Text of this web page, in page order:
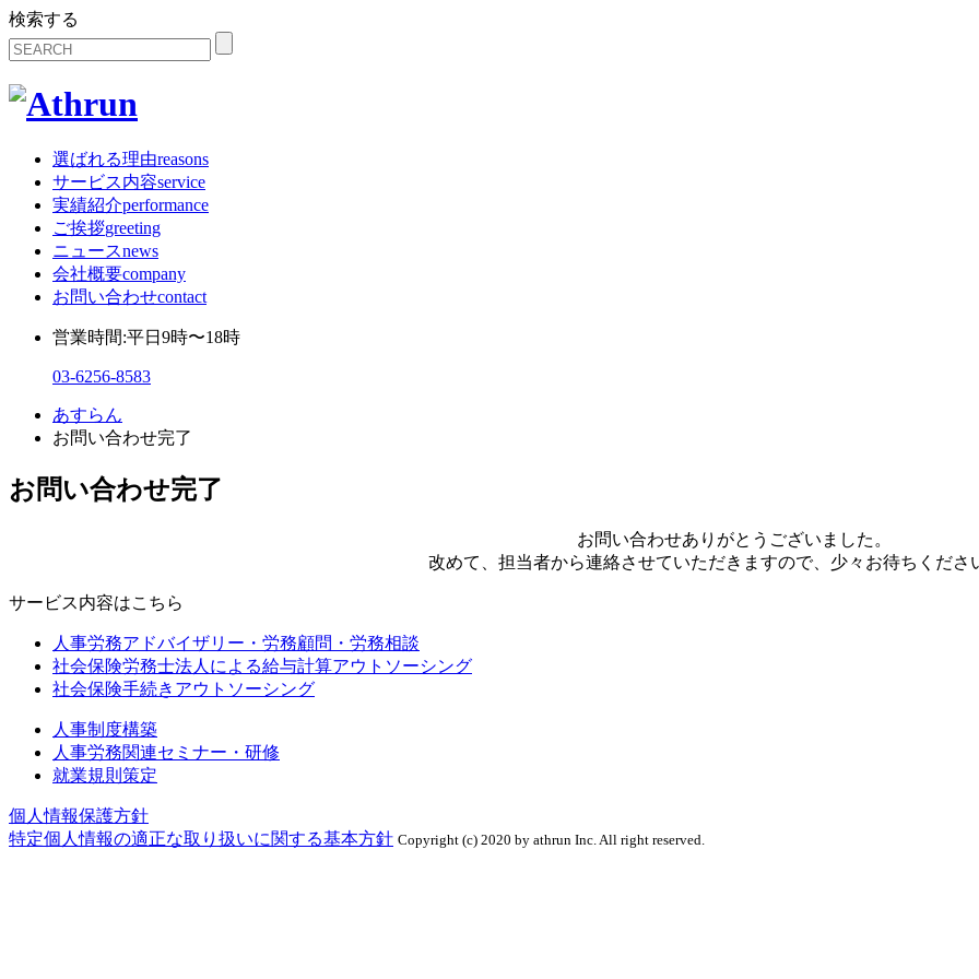
検索する
選ばれる理由reasons
サービス内容service
実績紹介performance
ご挨拶greeting
ニュースnews
会社概要company
お問い合わせcontact
営業時間:平日9時〜18時
03-6256-8583
あすらん
お問い合わせ完了
お問い合わせ完了
お問い合わせありがとうございました。
改めて、担当者から連絡させていただきますので、少々お待ちくださ
サービス内容はこちら
人事労務アドバイザリー・労務顧問・労務相談
社会保険労務士法人による給与計算アウトソーシング
社会保険手続きアウトソーシング
人事制度構築
人事労務関連セミナー・研修
就業規則策定
個人情報保護方針
特定個人情報の適正な取り扱いに関する基本方針 Copyright (c) 2020 by athrun Inc. All right reserved.